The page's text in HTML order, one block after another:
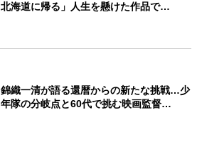
北海道に帰る」人生を懸けた作品で…
錦織一清が語る還暦からの新たな挑戦…少
年隊の分岐点と60代で挑む映画監督…